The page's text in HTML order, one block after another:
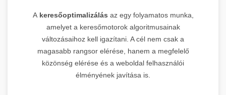
Akeresőoptimalizálás az egy folyamatos munka,
amelyet a keresőmotorok algoritmusainak
változásaihoz kell igazítani. A cél nem csak a
magasabb rangsor elérése, hanem a megfelelő
közönség elérése és a weboldal felhasználói
élményének javítása is.